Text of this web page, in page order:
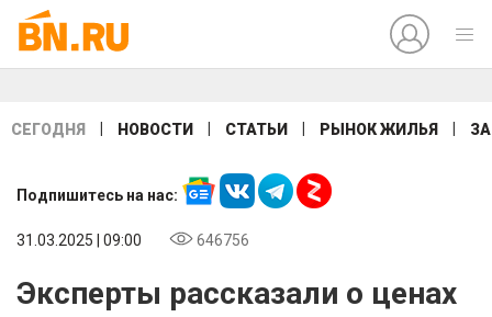
СЕГОДНЯ НОВОСТИ СТАТЬИ РЫНОК ЖИЛЬЯ
Подпишитесь на нас:
31.03.2025 | 09:00 646756
Эксперты рассказали о ценах